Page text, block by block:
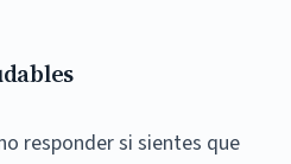
responder si sientes que